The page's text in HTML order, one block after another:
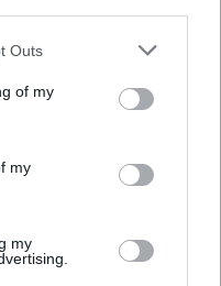
Outs
of my
my
my
clamorosi ribaltoni, vedi
si vada verso un